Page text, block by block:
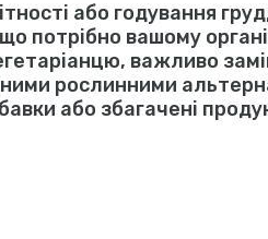
або годування
потрібно вашому
важливо
рослинними
або збагачені